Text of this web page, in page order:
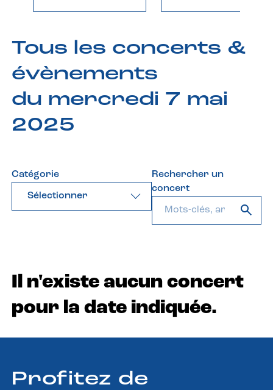
Tous les concerts &
évènements
du mercredi 7 mai
2025
Catégorie
Sélectionner
Rechercher un
concert
Il n'existe aucun concert
pour la date indiquée.
Profitez de